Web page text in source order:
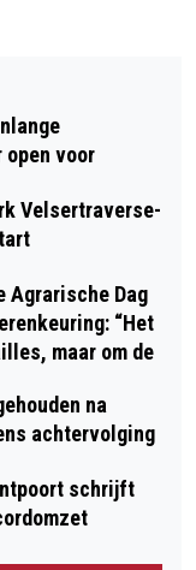
IN
EN
open voor
Velsertraverse-
Agrarische Dag
“Het
maar om de
na
achtervolging
schrijft